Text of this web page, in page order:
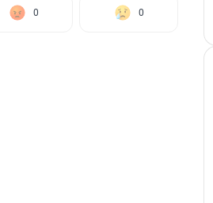
0 0